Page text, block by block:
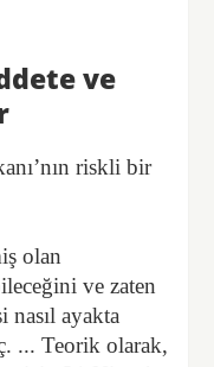
ve
riskli bir
olan
ve zaten
nasıl ayakta
... Teorik olarak,